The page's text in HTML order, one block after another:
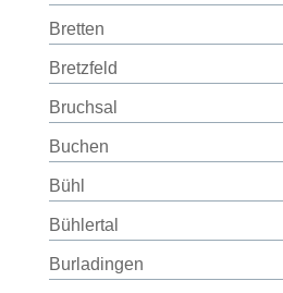
Bretten
Bretzfeld
Bruchsal
Buchen
Bühl
Bühlertal
Burladingen